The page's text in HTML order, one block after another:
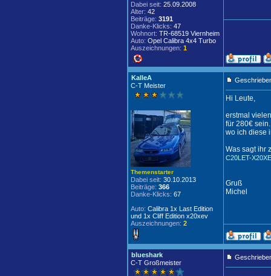
Dabei seit: 25.09.2008
Alter: 42
Beiträge: 3191
Danke-Klicks: 47
Wohnort: TR-68519 Viernheim
Auto: Opel Calibra 4x4 Turbo
Auszeichnungen: 1
KalleA
C-T Meister
Themenstarter
Dabei seit: 30.10.2013
Beiträge: 366
Danke-Klicks: 67
Auto: Calibra 1x Last Edition
und 1x Cliff Edition x20xev
Auszeichnungen: 2
Hi Leute,
erstmal
für 280€
wo ich diese
Was sagt ihr
C20LET-
Gruß
Michel
blueshark
C-T Großmeister